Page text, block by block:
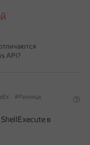
API?
#Разница
в